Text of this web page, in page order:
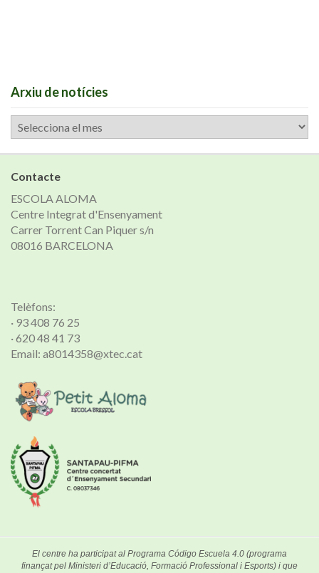
Arxiu de notícies
Arxiu
de
notícies
Contacte
ESCOLA ALOMA
Centre Integrat d'Ensenyament
Carrer Torrent Can Piquer s/n
08016 BARCELONA
Telèfons:
· 93 408 76 25
· 620 48 41 73
Email: a8014358@xtec.cat
El centre ha participat al Programa Código Escuela 4.0 (programa
finançat pel Ministeri d’Educació, Formació Professional i Esports) i que